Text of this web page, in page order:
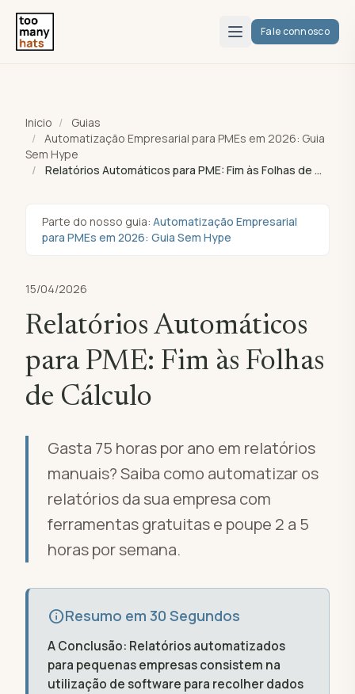
Fale connosco
Inicio
Guias
Automatização Empresarial para PMEs em 2026: Guia
Sem Hype
Relatórios Automáticos para PME: Fim às Folhas de …
Parte do nosso guia: Automatização Empresarial
para PMEs em 2026: Guia Sem Hype
15/04/2026
Relatórios Automáticos
para PME: Fim às Folhas
de Cálculo
Gasta 75 horas por ano em relatórios
manuais? Saiba como automatizar os
relatórios da sua empresa com
ferramentas gratuitas e poupe 2 a 5
horas por semana.
infoResumo em 30 Segundos
A Conclusão: Relatórios automatizados
para pequenas empresas consistem na
utilização de software para recolher dados